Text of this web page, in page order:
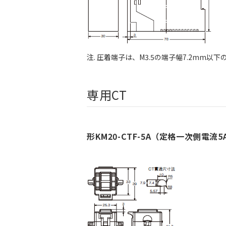
注. 圧着端子は、M3.5の端子幅7.2mm以下
専用CT
形KM20-CTF-5A（定格一次側電流5A